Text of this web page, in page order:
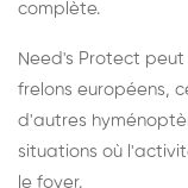
complète.
Need's Protect peut
frelons européens,
d'autres
situations où
le foyer.